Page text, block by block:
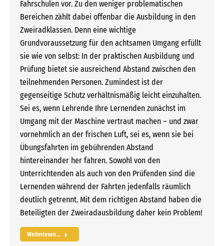
Fahrschulen vor. Zu den weniger problematischen
Bereichen zählt dabei offenbar die Ausbildung in den
Zweiradklassen. Denn eine wichtige
Grundvoraussetzung für den achtsamen Umgang erfüllt
sie wie von selbst: In der praktischen Ausbildung und
Prüfung bietet sie ausreichend Abstand zwischen den
teilnehmenden Personen. Zumindest ist der
gegenseitige Schutz verhältnismäßig leicht einzuhalten.
Sei es, wenn Lehrende Ihre Lernenden zunächst im
Umgang mit der Maschine vertraut machen – und zwar
vornehmlich an der frischen Luft, sei es, wenn sie bei
Übungsfahrten im gebührenden Abstand
hintereinander her fahren. Sowohl von den
Unterrichtenden als auch von den Prüfenden sind die
Lernenden während der Fahrten jedenfalls räumlich
deutlich getrennt. Mit dem richtigen Abstand haben die
Beteiligten der Zweiradausbildung daher kein Problem!
Weiterlesen...